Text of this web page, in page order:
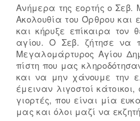
Ανήμερα της εορτής ο Σεβ.
Ακολουθία του Όρθρου και
και κήρυξε επίκαιρα τον
αγίου. Ο Σεβ. ζήτησε να
Μεγαλομάρτυρος Αγίου
πίστη που μας
και να μην χάνουμε την
έμειναν λιγοστοί
γιορτές, που είναι μία
μας και όλοι μαζί να